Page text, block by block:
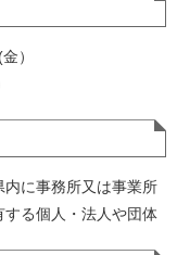
）
に事務所又は事業所
る個人・法人や団体